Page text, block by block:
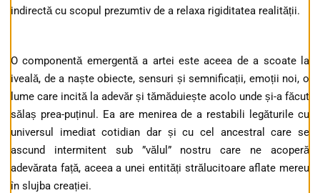
indirectă cu scopul prezumtiv de a relaxa rigiditatea realității.
O componentă emergentă a artei este aceea de a scoate la
iveală, de a naște obiecte, sensuri și semnificații, emoții noi, o
lume care incită la adevăr și tămăduiește acolo unde și-a făcut
sălaș prea-puținul. Ea are menirea de a restabili legăturile cu
universul imediat cotidian dar și cu cel ancestral care se
ascund intermitent sub ”vălul” nostru care ne acoperă
adevărata față, aceea a unei entități strălucitoare aflate mereu
în slujba creației.